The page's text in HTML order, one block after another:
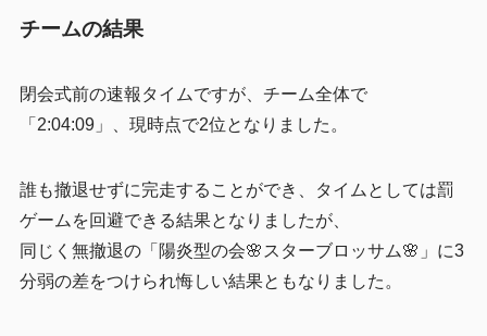
チームの結果
閉会式前の速報タイムですが、チーム全体で
「2:04:09」、現時点で2位となりました。
誰も撤退せずに完走することができ、タイムとしては罰
ゲームを回避できる結果となりましたが、
同じく無撤退の「陽炎型の会🌸スターブロッサム🌸」に3
分弱の差をつけられ悔しい結果ともなりました。